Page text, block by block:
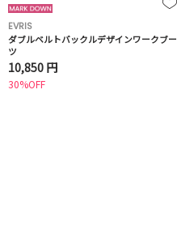
EVRIS
ダブルベルトバックルデザインワークブー
ツ
10,850 円
30%OFF